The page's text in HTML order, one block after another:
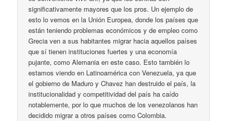
significativamente mayores que los pros. Un ejemplo de
esto lo vemos en la Unión Europea, donde los países que
están teniendo problemas económicos y de empleo como
Grecia ven a sus habitantes migrar hacia aquellos países
que sí tienen instituciones fuertes y una economía
pujante, como Alemania en este caso. Esto también lo
estamos viendo en Latinoamérica con Venezuela, ya que
el gobierno de Maduro y Chavez han destruido el país, la
institucionalidad y competitividad del país ha caído
notablemente, por lo que muchos de los venezolanos han
decidido migrar a otros países como Colombia.